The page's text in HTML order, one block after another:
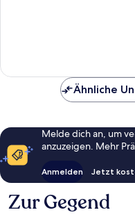
Ähnliche
Melde dich an, um
anzuzeigen. Mehr
Anmelden Jetzt
Zur Gegend